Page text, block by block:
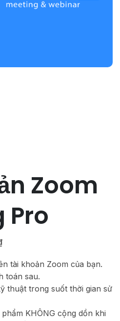
Zoom
Pro
tài khoản Zoom của bạn.
toán sau.
thuật trong suốt thời gian sử
KHÔNG cộng dồn khi